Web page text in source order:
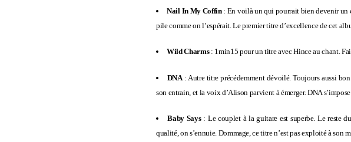
Nail In My Coffin: En voilà un qui pourrait bien devenir un
pile comme on l’espérait. Le premier titre d’excellence de cet
Wild Charms: 1min15 pour un titre avec Hince au chant.
DNA: Autre titre précédemment dévoilé. Toujours aussi
son entrain, et la voix d’Alison parvient à émerger. DNA
Baby Says: Le couplet à la guitare est superbe. Le reste
qualité, on s’ennuie. Dommage, ce titre n’est pas exploité à son